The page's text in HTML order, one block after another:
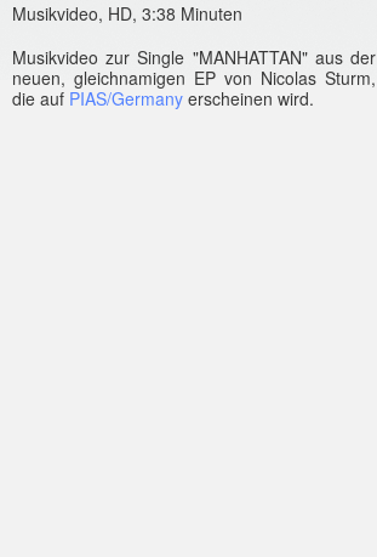
Musik­video, HD, 3:38 Minut­en
Musik­video zur Single "MAN­HAT­TAN" aus der
neuen, gleichnamig­en EP von Nicolas Sturm,
die auf PIAS/Ger­many erschein­en wird.